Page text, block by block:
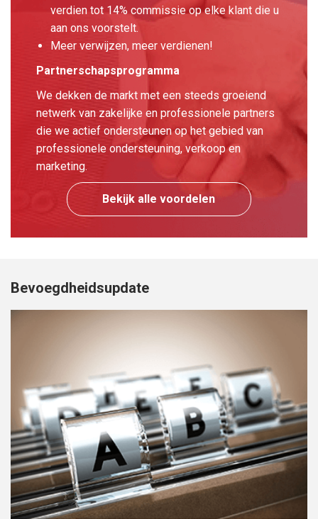
verdien tot 14% commissie op elke klant die u
aan ons voorstelt.
Meer verwijzen, meer verdienen!
Partnerschapsprogramma
We dekken de markt met een steeds groeiend
netwerk van zakelijke en professionele partners
die we actief ondersteunen op het gebied van
professionele ondersteuning, verkoop en
marketing.
Bekijk alle voordelen
Bevoegdheidsupdate